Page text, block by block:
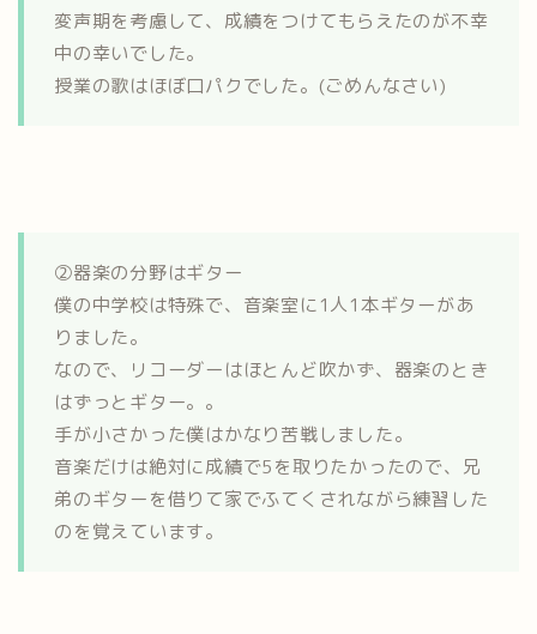
変声期を考慮して、成績をつけてもらえたのが不幸
中の幸いでした。
授業の歌はほぼ口パクでした。(ごめんなさい)
②器楽の分野はギター
僕の中学校は特殊で、音楽室に1人1本ギターがあ
りました。
なので、リコーダーはほとんど吹かず、器楽のとき
はずっとギター。。
手が小さかった僕はかなり苦戦しました。
音楽だけは絶対に成績で5を取りたかったので、兄
弟のギターを借りて家でふてくされながら練習した
のを覚えています。